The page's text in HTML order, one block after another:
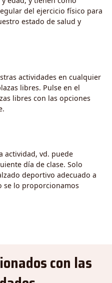
del ejercicio físico para
estado de salud y
actividades en cualquier
libres. Pulse en el
libres con las opciones
actividad, vd. puede
día de clase. Solo
deportivo adecuado a
se lo proporcionamos
con las